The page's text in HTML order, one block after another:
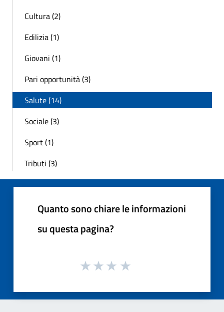
Cultura (2)
Edilizia (1)
Giovani (1)
Pari opportunità (3)
Salute (14)
Sociale (3)
Sport (1)
Tributi (3)
Quanto sono chiare le informazioni
su questa pagina?